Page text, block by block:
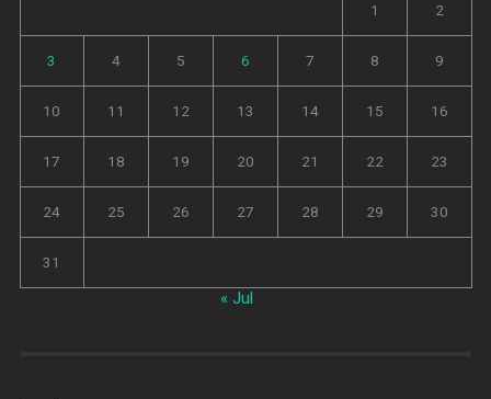
1 2
3 4 5 6 7 8 9
10 11 12 13 14 15 16
17 18 19 20 21 22 23
24 25 26 27 28 29 30
31
« Jul